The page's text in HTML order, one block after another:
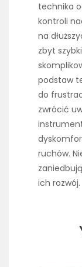
technika
kontroli
na
zbyt
podstaw
do
zwrócić
ruchów.
ich rozwój.